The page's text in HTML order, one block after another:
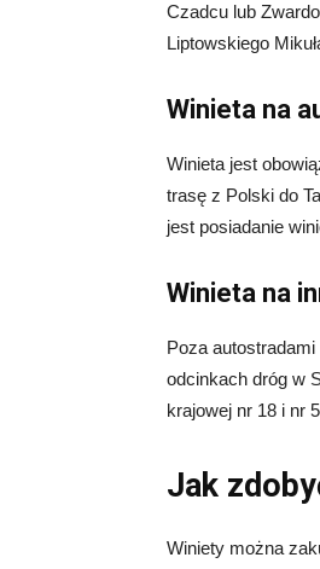
Czadcu lub
Liptowskiego
Winieta na
Winieta jest
trasę z Polski do
jest posiadanie
Winieta na
Poza
odcinkach dróg w
krajowej nr 18 i nr
Jak
Winiety można